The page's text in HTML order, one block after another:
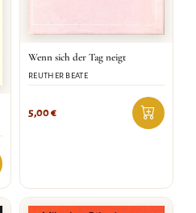
Wenn sich der Tag neigt
REUTHER BEATE
5,00€